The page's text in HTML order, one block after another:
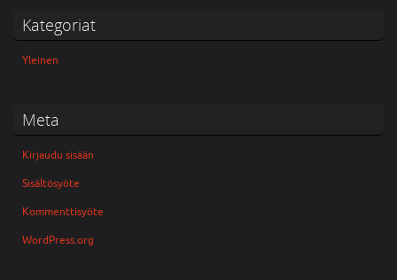
Kategoriat
Yleinen
Meta
Kirjaudu sisään
Sisältösyöte
Kommenttisyöte
WordPress.org